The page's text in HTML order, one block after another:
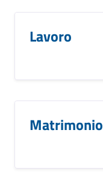
Lavoro
Matrimonio